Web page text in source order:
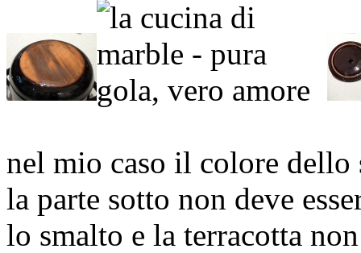
nel mio caso il colore
la parte sotto non deve
lo smalto e la terracotta